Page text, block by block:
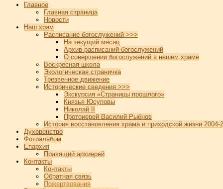
Главное
Главная страница
Новости
Наш храм
Расписание богослужений >>>
На текущий месяц
Архив расписаний богослужений
О совершении богослужений в нашем храме
Воскресная школа
Экологическая страничка
Трезвенное движение
Исторические сведения >>>
Экскурсия «Страницы прошлого»
Князья Юсуповы
Николай II
Протоиерей Василий Рыбнов
История восстановления храма и приходской жизни 2004-
Духовенство
Фотоальбом
Епархия
Правящий архиерей
Контакты
Контакты
Обратная связь
Пожертвования